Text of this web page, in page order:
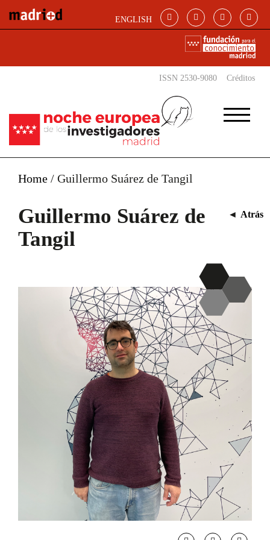
ENGLISH
ISSN 2530-9080 Créditos
Home / Guillermo Suárez de Tangil
Guillermo Suárez de
Tangil
◄ Atrás